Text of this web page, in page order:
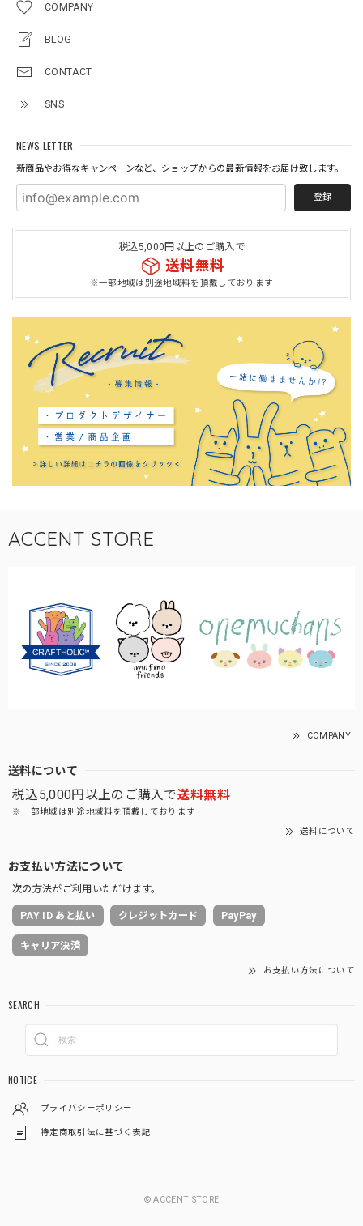
COMPANY
BLOG
CONTACT
SNS
NEWS LETTER
新商品やお得なキャンペーンなど、ショップからの最新情報をお届け致します。
登録
税込5,000円以上のご購入で
送料無料
※一部地域は別途地域料を頂戴しております
ACCENT STORE
COMPANY
送料について
税込5,000円以上のご購入で送料無料
※一部地域は別途地域料を頂戴しております
送料について
お支払い方法について
次の方法がご利用いただけます。
PAY ID あと払い クレジットカード PayPay
キャリア決済
お支払い方法について
SEARCH
NOTICE
プライバシーポリシー
特定商取引法に基づく表記
© ACCENT STORE